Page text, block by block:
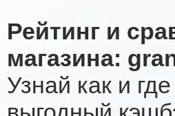
Рейтинг и
магазина:
Узнай как и